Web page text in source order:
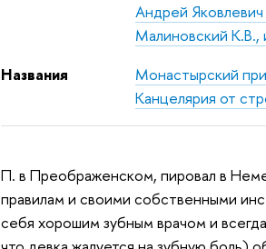
Андрей
Малиновский К.В.,
Названия
Монастырский
Канцелярия от
П. в Преображенском, пировал в
правилам и своими собственными
себя хорошим зубным врачом и